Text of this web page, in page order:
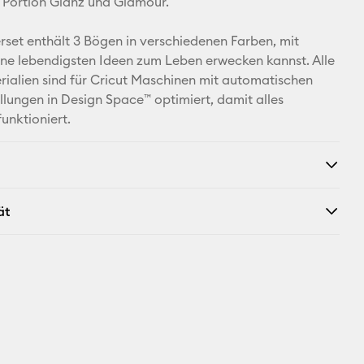
Facebook
X
enthält 3 Bögen in verschiedenen Farben, mit
lebendigsten Ideen zum Leben erwecken kannst. Alle
sind für Cricut Maschinen mit automatischen
in Design Space™ optimiert, damit alles